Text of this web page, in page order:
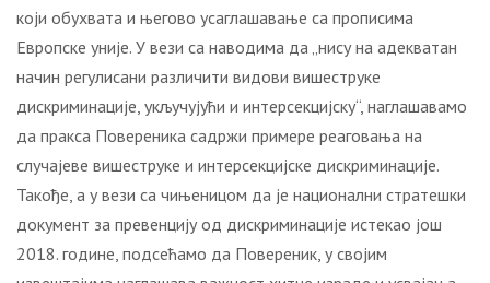
који обухвата и његово усаглашавање са прописима
Европске уније. У вези са наводима да „нису на адекватан
начин регулисани различити видови вишеструке
дискриминације, укључујући и интерсекцијску“, наглашавамо
да пракса Повереника садржи примере реаговања на
случајеве вишеструке и интерсекцијске дискриминације.
Такође, а у вези са чињеницом да је национални стратешки
документ за превенцију од дискриминације истекао још
2018. године, подсећамо да Повереник, у својим